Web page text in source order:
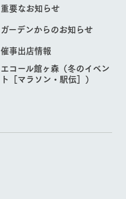
重要なお知らせ
ガーデンからのお知らせ
催事出店情報
エコール館ヶ森（冬のイベン
ト［マラソン・駅伝］）